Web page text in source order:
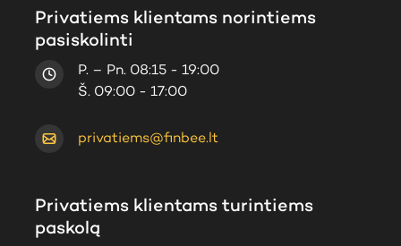
Privatiems klientams norintiems
pasiskolinti
P. – Pn. 08:15 - 19:00
Š. 09:00 - 17:00
privatiems@finbee.lt
Privatiems klientams turintiems
paskolą